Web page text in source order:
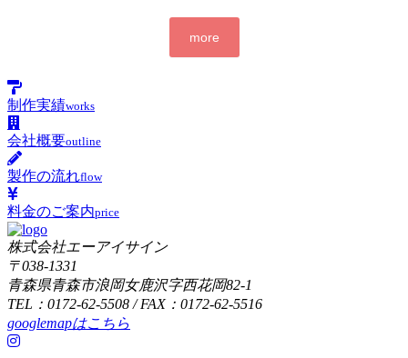
more
制作実績works
会社概要outline
製作の流れflow
料金のご案内price
株式会社エーアイサイン
〒038-1331
青森県青森市浪岡女鹿沢字西花岡82-1
TEL：0172-62-5508 / FAX：0172-62-5516
googlemapはこちら